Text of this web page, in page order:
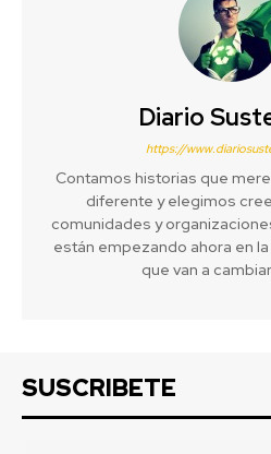
Diario
https://
Contamos historias que
diferente y elegimos
comunidades y
están empezando ahora en
que van a
SUSCRIBETE